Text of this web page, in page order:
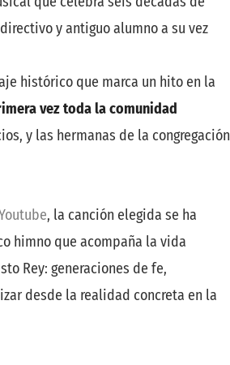
y antiguo alumno a su vez
histórico que marca un hito en la
vez toda la comunidad
y las hermanas de la congregación
, la canción elegida se ha
himno que acompaña la vida
Rey: generaciones de fe,
desde la realidad concreta en la